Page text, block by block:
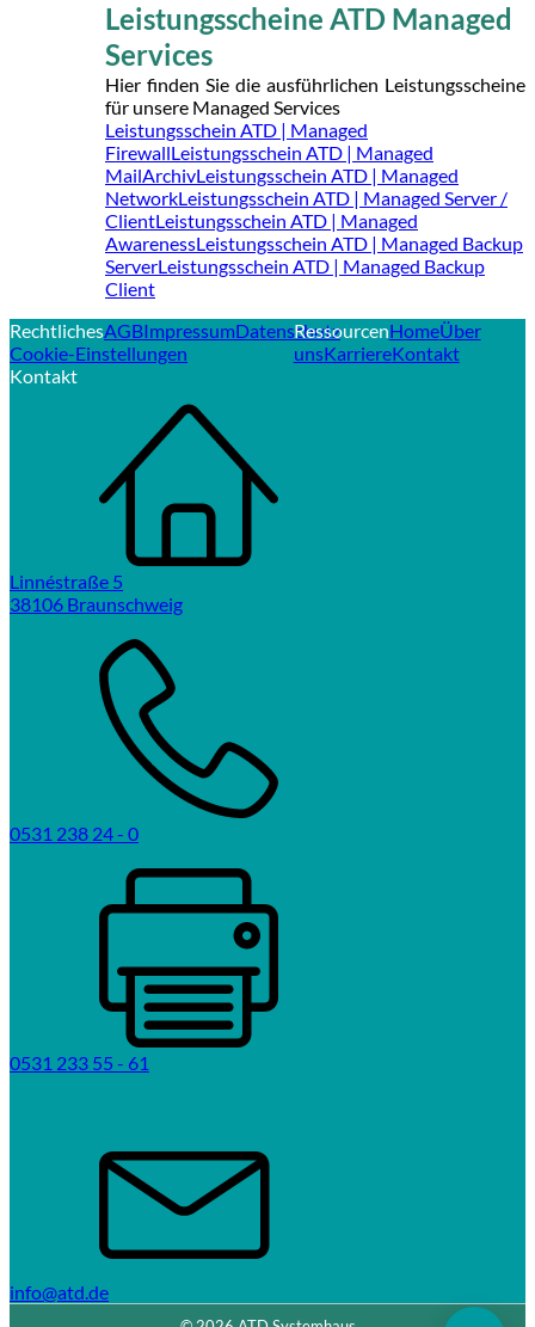
Leistungsscheine ATD Managed
Services
Hier finden Sie die ausführlichen Leistungsscheine
für unsere Managed Services
Leistungsschein ATD | Managed
FirewallLeistungsschein ATD | Managed
MailArchivLeistungsschein ATD | Managed
NetworkLeistungsschein ATD | Managed Server /
ClientLeistungsschein ATD | Managed
AwarenessLeistungsschein ATD | Managed Backup
ServerLeistungsschein ATD | Managed Backup
Client
RechtlichesAGBImpressumDatenschutz
Cookie-Einstellungen
RessourcenHomeÜber
unsKarriereKontakt
Kontakt
Linnéstraße 5
38106 Braunschweig
0531 238 24 - 0
0531 233 55 - 61
info@atd.de